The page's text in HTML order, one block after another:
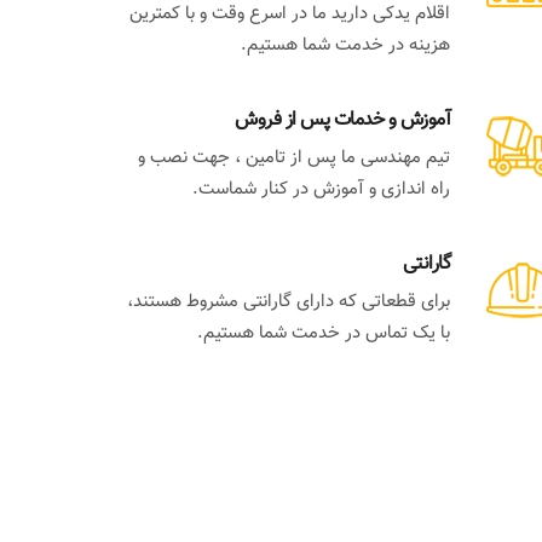
اقلام یدکی دارید ما در اسرع وقت و با کمترین
هزینه در خدمت شما هستیم.
آموزش و خدمات پس از فروش
تیم مهندسی ما پس از تامین ، جهت نصب و
راه اندازی و آموزش در کنار شماست.
گارانتی
برای قطعاتی که دارای گارانتی مشروط هستند،
با یک تماس در خدمت شما هستیم.